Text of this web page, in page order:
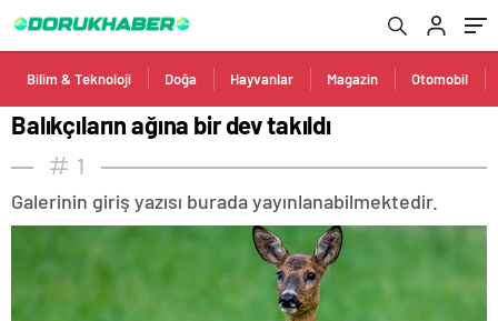
Bilim & Teknoloji Doğa Hayvanlar Magazin Otomobil
Balıkçıların ağına bir dev takıldı
1
Galerinin giriş yazısı burada yayınlanabilmektedir.